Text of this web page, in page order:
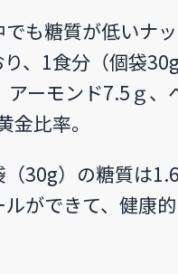
でも糖質が低いナ
、1食分（個袋
アーモンド7.5ｇ、
金比率。
30g）の糖質は
ルができて、健康